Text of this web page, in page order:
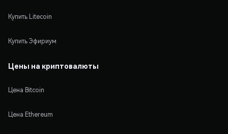
Купить Litecoin
Купить Эфириум
Цены на криптовалюты
Цена Bitcoin
Цена Ethereum